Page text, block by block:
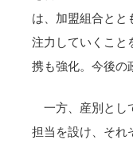
は、加盟組合とと
注力していくこと
携も強化。今後の
一方、産別とし
担当を設け、それ